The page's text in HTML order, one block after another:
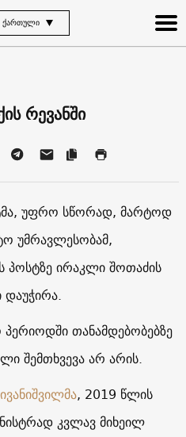
ᲥᲐᲠᲗᲣᲚᲘ
რევანში
უფრო სწორად, მარტოდ
უმრავლესობამ,
ირაკლი შოთაძის
დაუჭირა.
თანამდებობებზე
შემთხვევა არ არის.
, 2019 წლის
კვლავ მიხეილ